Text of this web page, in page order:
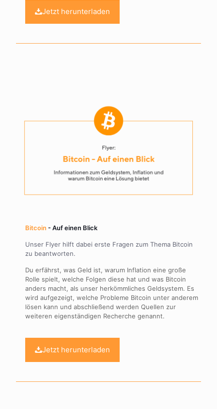
Jetzt herunterladen
Bitcoin- Auf einen Blick
Unser Flyer hilft dabei erste Fragen zum Thema Bitcoin
zu beantworten.
Du erfährst, was Geld ist, warum Inflation eine große
Rolle spielt, welche Folgen diese hat und was Bitcoin
anders macht, als unser herkömmliches Geldsystem. Es
wird aufgezeigt, welche Probleme Bitcoin unter anderem
lösen kann und abschließend werden Quellen zur
weiteren eigenständigen Recherche genannt.
Jetzt herunterladen